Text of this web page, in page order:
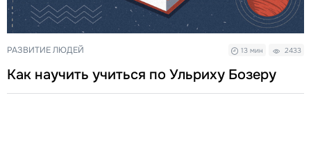
РАЗВИТИЕ ЛЮДЕЙ 13 мин 2433
Как научить учиться по Ульриху Бозеру